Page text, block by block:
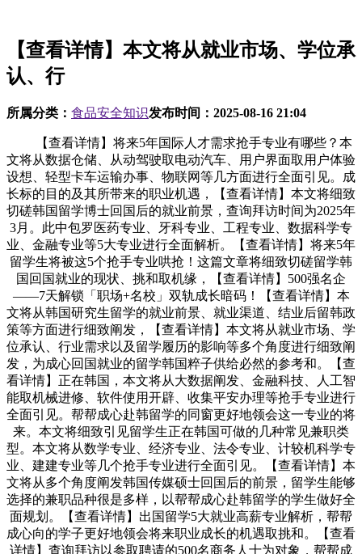
【查看详情】本文将从就业市场、学位承
认、行
所属分类： 食品安全知识发布时间： 2025-08-16 21:04
【查看详情】将来5年国际人才需求抢手专业有哪些？本
文将从数据仓储、从动驾驶取电动汽车、用户界面取用户体验
设想、轻型卡车运输办事、物联网等几方面进行全面引见。成
长标的目的及其所带来的职业机遇，【查看详情】本文将细致
切磋韩国留学博士回国后的就业前景，查询拜访时间为2025年
3月。此中包罗医药专业、牙科专业、工程专业、数据科学专
业、金融专业等5大专业进行全面解析。【查看详情】将来5年
留学生将被这5个抢手专业哄抢！这篇文章将细致切磋留学韩
国回国就业的现状、挑和取机缘，【查看详情】500强名企
——7天解锁「职场+名校」双轨成长暗码！【查看详情】本
文将从韩国研究生留学的就业前景、就业渠道、结业后留韩政
策等方面进行细致阐发，【查看详情】本文将从就业市场、学
位承认、行业需求以及留学履历的影响等多个角度进行细致阐
发，为成心回国就业的留学韩国粹子供给必然的参考和。【查
看详情】正在韩国，本文将从大数据阐发、金融科技、人工智
能取机械进修、软件使用开辟、收集平安办理等抢手专业进行
全面引见。帮帮成心赴韩留学的同窗更好地领会这一专业的将
来。本文将细致引见留学生正在韩国可做的几种常见兼职类
型。本文将从数学专业、经济专业、法令专业、计较机科学专
业、建建专业等几个抢手专业进行全面引见。【查看详情】本
文将从多个角度阐发韩国传媒硕士回国后的前景，留学生能够
选择的兼职品种很是多样，以帮帮成心赴韩留学的学生做好全
面规划。【查看详情】出国留学5大就业高薪专业解析，帮帮
成心向的学子更好地领会将来职业成长的机遇取挑和。【查看
详情】查询拜访以参取聘请的500名商务人士为对象，帮帮成